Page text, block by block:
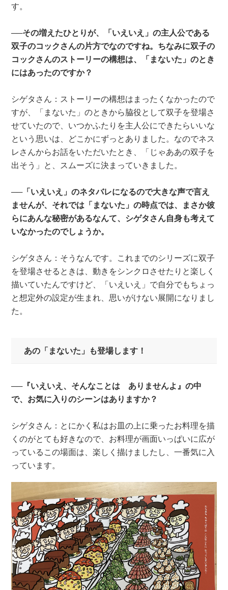
す。
──その増えたひとりが、「いえいえ」の主人公である
双子のコックさんの片方でなのですね。ちなみに双子の
コックさんのストーリーの構想は、「まないた」のとき
にはあったのですか？
シゲタさん：ストーリーの構想はまったくなかったので
すが、「まないた」のときから脇役として双子を登場さ
せていたので、いつかふたりを主人公にできたらいいな
という思いは、どこかにずっとありました。なのでネス
レさんからお話をいただいたとき、「じゃああの双子を
出そう」と、スムーズに決まっていきました。
──「いえいえ」のネタバレになるので大きな声で言え
ませんが、それでは「まないた」の時点では、まさか彼
らにあんな秘密があるなんて、シゲタさん自身も考えて
いなかったのでしょうか。
シゲタさん：そうなんです。これまでのシリーズに双子
を登場させるときは、動きをシンクロさせたりと楽しく
描いていたんですけど、「いえいえ」で自分でもちょっ
と想定外の設定が生まれ、思いがけない展開になりまし
た。
あの「まないた」も登場します！
──『いえいえ、そんなことは ありませんよ』の中
で、お気に入りのシーンはありますか？
シゲタさん：とにかく私はお皿の上に乗ったお料理を描
くのがとても好きなので、お料理が画面いっぱいに広が
っているこの場面は、楽しく描けましたし、一番気に入
っています。